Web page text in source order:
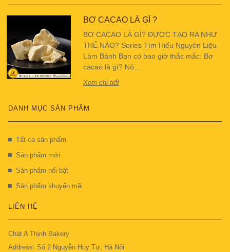
BƠ CACAO LÀ GÌ ?
BƠ CACAO LÀ GÌ? ĐƯỢC TẠO RA NHƯ
THẾ NÀO? Series Tìm Hiểu Nguyên Liệu
Làm Bánh Bạn có bao giờ thắc mắc: Bơ
cacao là gì? Nó...
Xem chi tiết
DANH MỤC SẢN PHẨM
Tất cả sản phẩm
Sản phẩm mới
Sản phẩm nổi bật
Sản phẩm khuyến mãi
LIÊN HỆ
Chát A Thịnh Bakery
Address: Số 2 Nguyễn Huy Tự, Hà Nội